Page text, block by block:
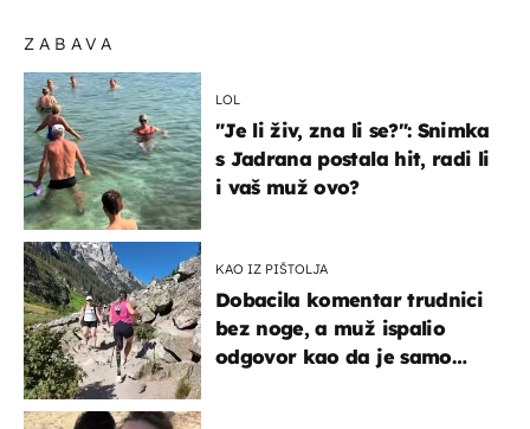
ZABAVA
LOL
"Je li živ, zna li se?": Snimka
s Jadrana postala hit, radi li
i vaš muž ovo?
KAO IZ PIŠTOLJA
Dobacila komentar trudnici
bez noge, a muž ispalio
odgovor kao da je samo